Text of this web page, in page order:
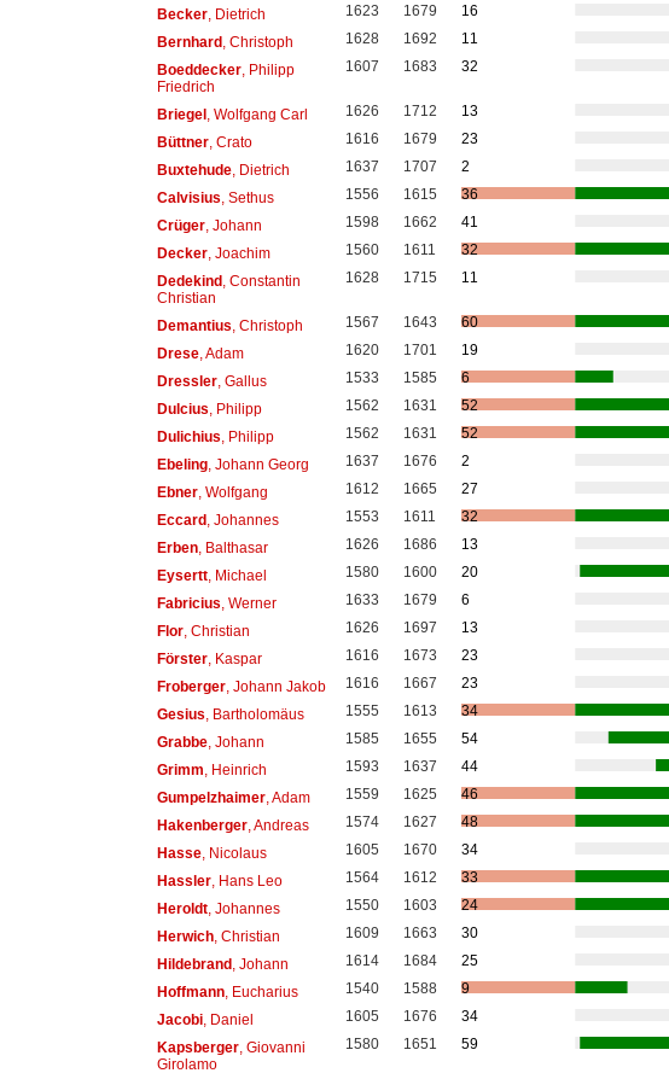
Becker, Dietrich 1623 1679
16
Bernhard, Christoph 1628 1692
11
Boeddecker, Philipp
Friedrich
1607 1683 32
Briegel, Wolfgang Carl 1626 1712
13
Büttner, Crato 1616 1679
23
Buxtehude, Dietrich 1637 1707
2
Calvisius , Sethus 1556 1615
36
Crüger, Johann 1598 1662
41
Decker, Joachim 1560 1611
32
Dedekind, Constantin
Christian
1628 1715 11
Demantius , Christoph 1567 1643
60
Drese, Adam 1620 1701
19
Dressler, Gallus 1533 1585
6
Dulcius , Philipp 1562 1631
52
Dulichius , Philipp 1562 1631
52
Ebeling, Johann Georg 1637 1676
2
Ebner, Wolfgang 1612 1665
27
Eccard, Johannes 1553 1611
32
Erben, Balthasar 1626 1686
13
Eysertt, Michael 1580 1600
20
Fabricius , Werner 1633 1679
6
Flor, Christian 1626 1697
13
Förster, Kaspar 1616 1673
23
Froberger, Johann Jakob 1616 1667
23
Gesius , Bartholomäus 1555 1613
34
Grabbe, Johann 1585 1655
54
Grimm , Heinrich 1593 1637
44
Gumpelzhaimer, Adam 1559 1625
46
Hakenberger, Andreas 1574 1627
48
Hasse, Nicolaus 1605 1670
34
Hassler, Hans Leo 1564 1612
33
Heroldt, Johannes 1550 1603
24
Herwich, Christian 1609 1663
30
Hildebrand, Johann 1614 1684
25
Hoffmann, Eucharius 1540 1588
9
Jacobi, Daniel 1605 1676
34
Kapsberger, Giovanni
Girolamo
1580 1651 59